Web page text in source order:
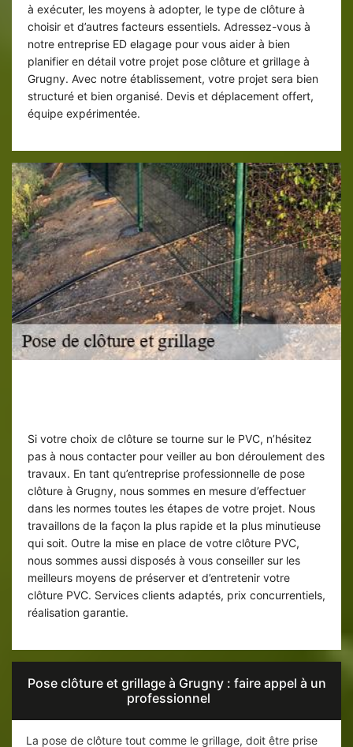
à exécuter, les moyens à adopter, le type de clôture à
choisir et d’autres facteurs essentiels. Adressez-vous à
notre entreprise ED elagage pour vous aider à bien
planifier en détail votre projet pose clôture et grillage à
Grugny. Avec notre établissement, votre projet sera bien
structuré et bien organisé. Devis et déplacement offert,
équipe expérimentée.
Si votre choix de clôture se tourne sur le PVC, n’hésitez
pas à nous contacter pour veiller au bon déroulement des
travaux. En tant qu’entreprise professionnelle de pose
clôture à Grugny, nous sommes en mesure d’effectuer
dans les normes toutes les étapes de votre projet. Nous
travaillons de la façon la plus rapide et la plus minutieuse
qui soit. Outre la mise en place de votre clôture PVC,
nous sommes aussi disposés à vous conseiller sur les
meilleurs moyens de préserver et d’entretenir votre
clôture PVC. Services clients adaptés, prix concurrentiels,
réalisation garantie.
Pose clôture et grillage à Grugny : faire appel à un
professionnel
La pose de clôture tout comme le grillage, doit être prise